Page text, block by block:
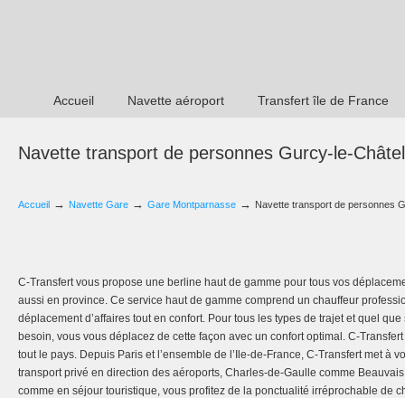
Accueil Navette aéroport Transfert île de France
Navette transport de personnes Gurcy-le-
Accueil → Navette Gare → Gare Montparnasse → Navette transport de personnes
C-Transfert vous propose une berline haut de gamme pour tous vos
aussi en province. Ce service haut de gamme comprend un chauffeur
déplacement d’affaires tout en confort. Pour tous les types de trajet et quel
besoin, vous vous déplacez de cette façon avec un confort optimal. C-
tout le pays. Depuis Paris et l’ensemble de l’Ile-de-France, C-Transfert met à
transport privé en direction des aéroports, Charles-de-Gaulle comme
comme en séjour touristique, vous profitez de la ponctualité irréprochable de